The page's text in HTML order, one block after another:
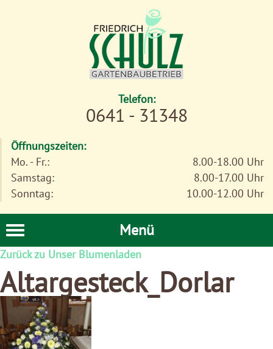
Telefon:
0641 - 31348
Öffnungszeiten:
Mo. - Fr.:
8.00-18.00 Uhr
Samstag:
8.00-17.00 Uhr
Sonntag:
10.00-12.00 Uhr
Menü
Zurück zu Unser Blumenladen
Altargesteck_Dorlar